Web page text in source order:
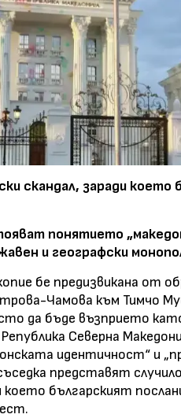
скандал, заради което
понятието
и географски
бе предизвикана от
Чамова към Тимчо
да бъде възприето
Северна
идентичност“ и
представят
което българският